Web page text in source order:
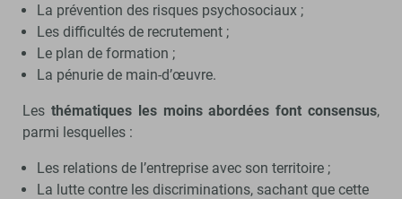
La prévention des risques psychosociaux ;
Les difficultés de recrutement ;
Le plan de formation ;
La pénurie de main-d’œuvre.
Les thématiques les moins abordées font consensus,
parmi lesquelles :
Les relations de l’entreprise avec son territoire ;
La lutte contre les discriminations, sachant que cette